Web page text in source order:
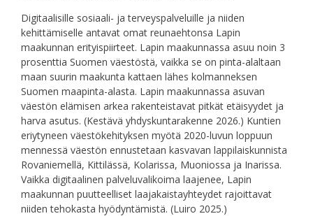
Digitaalisille sosiaali- ja terveyspalveluille ja niiden
kehittämiselle antavat omat reunaehtonsa Lapin
maakunnan erityispiirteet. Lapin maakunnassa asuu noin 3
prosenttia Suomen väestöstä, vaikka se on pinta-alaltaan
maan suurin maakunta kattaen lähes kolmanneksen
Suomen maapinta-alasta. Lapin maakunnassa asuvan
väestön elämisen arkea rakenteistavat pitkät etäisyydet ja
harva asutus. (Kestävä yhdyskuntarakenne 2026.) Kuntien
eriytyneen väestökehityksen myötä 2020-luvun loppuun
mennessä väestön ennustetaan kasvavan lappilaiskunnista
Rovaniemellä, Kittilässä, Kolarissa, Muoniossa ja Inarissa.
Vaikka digitaalinen palveluvalikoima laajenee, Lapin
maakunnan puutteelliset laajakaistayhteydet rajoittavat
niiden tehokasta hyödyntämistä. (Luiro 2025.)